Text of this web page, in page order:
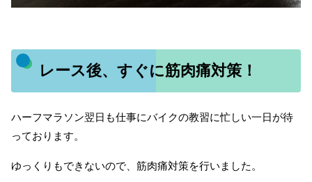
レース後、すぐに筋肉痛対策！
ハーフマラソン翌日も仕事にバイクの教習に忙しい一日が待
っております。
ゆっくりもできないので、筋肉痛対策を行いました。